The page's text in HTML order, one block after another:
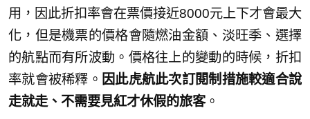
用，因此折扣率會在票價接近8000元上下才會最大
化，但是機票的價格會隨燃油金額、淡旺季、選擇
的航點而有所波動。價格往上的變動的時候，折扣
率就會被稀釋。 因此虎航此次訂閱制措施較適合說
走就走、不需要見紅才休假的旅客。